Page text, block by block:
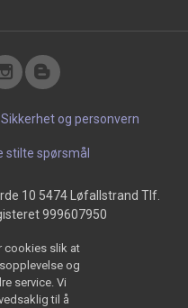
Sikkerhet og personvern
stilte spørsmål
10 5474 Løfallstrand Tlf.
999607950
cookies slik at
og
service. Vi
til å